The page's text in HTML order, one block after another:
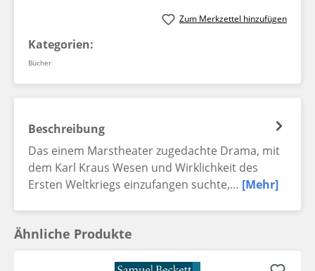
Zum Merkzettel hinzufügen
Kategorien:
Bücher
Beschreibung
Das einem Marstheater zugedachte Drama, mit
dem Karl Kraus Wesen und Wirklichkeit des
Ersten Weltkriegs einzufangen suchte,… [Mehr]
Ähnliche Produkte